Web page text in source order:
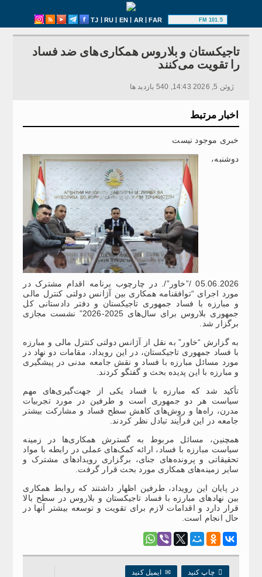
TJ | RU | EN | AR|FAR 101.5 FM
تاجیکستان و بلاروس همکاری‌های ضد فساد
را تقویت می‌کنند
ژوئن 5, 2026 14:43, 540 بازدید ها
اخبار مرتبط
خبری موجود نیست
دوشنبه،
05.06.2026 /”خاور”/. در چارچوب برنامه اقدام مشترک در
مورد اجرای “توافقنامه همکاری بین آژانس دولتی کنترل مالی
و مبارزه با فساد جمهوری تاجیکستان و دفتر دادستانی کل
جمهوری بلاروس برای سال‌های 2025-2026” نشست مجازی
برگزار شد.
به گزارش “خاور” به نقل از آژانس دولتی کنترل مالی و مبارزه
با فساد جمهوری تاجیکستان، در این رویداد، مقامات دو نهاد در
مورد مسائل مبارزه با فساد و نقش جامعه مدنی در پیشگیری
و مبارزه با این پدیده بحث و گفتگو کردند.
تأکید شد که مبارزه با فساد یکی از جهت‌گیری‌های مهم
سیاست هر دو جمهوری است و طرفین در مورد تجربیات
مدرن، راه‌ها و روش‌های کاهش سطح فساد و مشارکت بیشتر
جامعه در این فرآیند تبادل نظر کردند.
همچنین، مسائل مربوط به گسترش همکاری‌ها در زمینه
سیاست مبارزه با فساد، ارائه کمک‌های عملی در رابطه با مواد
تحقیقاتی و پرونده‌های جنای، برگزاری رویدادهای مشترک و
سایر زمینه‌های همکاری مورد بحث قرار گرفت.
در پایان این رویداد، طرفین اظهار داشتند که روابط همکاری
بین نهادهای مبارزه با فساد تاجیکستان و بلاروس در سطح بالا
قرار دارد و اقدامات لازم برای تقویت و توسعه بیشتر آنها در
حال انجام است.
 چاپ کنید ✉ایمیل کنید